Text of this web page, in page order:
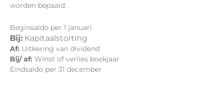
worden bepaald:
Beginsaldo per 1 januari
Bij: Kapitaalstorting
Af: Uitkering van dividend
Bij/ af: Winst of verlies boekjaar
Eindsaldo per 31 december